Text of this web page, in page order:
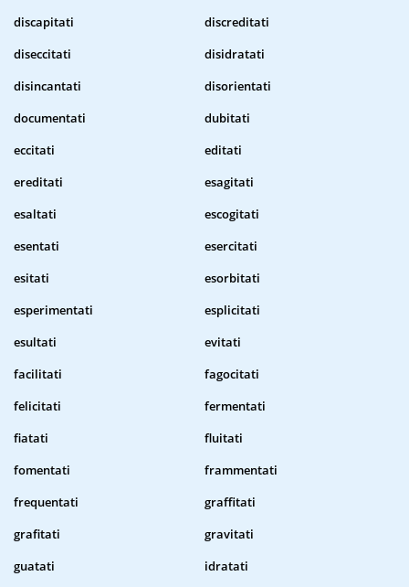
discapitati
discreditati
diseccitati
disidratati
disincantati
disorientati
documentati
dubitati
eccitati
editati
ereditati
esagitati
esaltati
escogitati
esentati
esercitati
esitati
esorbitati
esperimentati
esplicitati
esultati
evitati
facilitati
fagocitati
felicitati
fermentati
fiatati
fluitati
fomentati
frammentati
frequentati
graffitati
grafitati
gravitati
guatati
idratati